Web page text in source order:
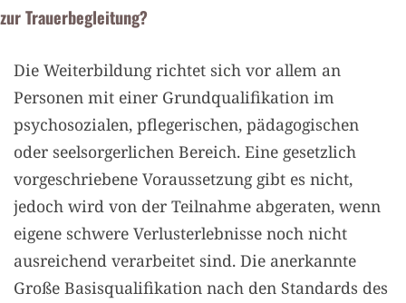
zur Trauerbegleitung?
Die Weiterbildung richtet sich vor allem an
Personen mit einer Grundqualifikation im
psychosozialen, pflegerischen, pädagogischen
oder seelsorgerlichen Bereich. Eine gesetzlich
vorgeschriebene Voraussetzung gibt es nicht,
jedoch wird von der Teilnahme abgeraten, wenn
eigene schwere Verlusterlebnisse noch nicht
ausreichend verarbeitet sind. Die anerkannte
Große Basisqualifikation nach den Standards des